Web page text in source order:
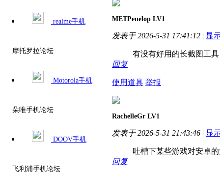
realme手机
摩托罗拉论坛
Motorola手机
朵唯手机论坛
DOOV手机
飞利浦手机论坛
METPenelop LV1
发表于 2026-5-31 17:41:12 | 显
有没有好用的长截图工
回复
使用道具 举报
RachelleGr LV1
发表于 2026-5-31 21:43:46 | 显
吐槽下某些游戏对安卓
回复